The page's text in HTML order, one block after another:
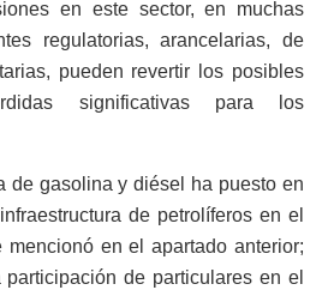
en este sector, en muchas
regulatorias, arancelarias, de
pueden revertir los posibles
significativas para los
de gasolina y diésel ha puesto en
de petrolíferos en el
en el apartado anterior;
de particulares en el